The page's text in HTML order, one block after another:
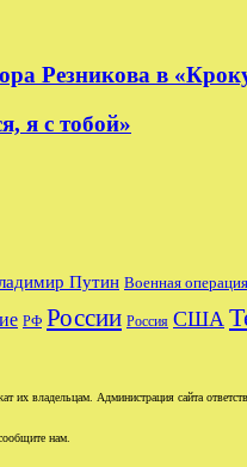
Резникова в
я с тобой»
Путин Военная операция
РФ России Россия США
владельцам. Администрация сайта
нам.